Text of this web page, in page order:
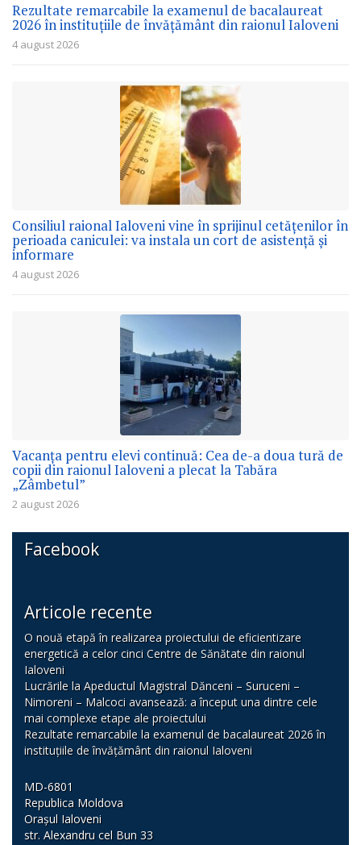
Rezultate remarcabile la examenul de bacalaureat
2026 în instituțiile de învățământ din raionul Ialoveni
4 august 2026
Consiliul raional Ialoveni vine în sprijinul cetățenilor în
perioada caniculei: va instala un cort de asistență și
informare
4 august 2026
Vacanța pentru elevi continuă: Cea de-a doua tură de
copii din raionul Ialoveni a plecat la Tabăra
„Zâmbetul”
2 august 2026
Facebook
Articole recente
O nouă etapă în realizarea proiectului de eficientizare
energetică a celor cinci Centre de Sănătate din raionul
Ialoveni
Lucrările la Apeductul Magistral Dănceni – Suruceni –
Nimoreni – Malcoci avansează: a început una dintre cele
mai complexe etape ale proiectului
Rezultate remarcabile la examenul de bacalaureat 2026 în
instituțiile de învățământ din raionul Ialoveni
MD-6801
Republica Moldova
Orașul Ialoveni
str. Alexandru cel Bun 33